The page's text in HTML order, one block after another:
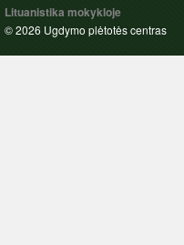
Lituanistika mokykloje
© 2026 Ugdymo plėtotės centras